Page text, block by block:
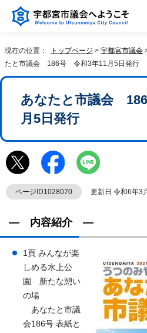
現在の位置： トップページ > 宇都宮市議会
たと市議会 186号 令和3年11月5日発行
あなたと市議会
月5日発行
ページID1028070 更新日 令和6年3
― 内容紹介 ―
1頁 みんなが楽
しめる水上公
園 新たな憩い
の場
あなたと市議
会186号 表紙と